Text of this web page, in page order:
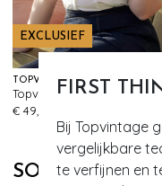
FIRST
Bij Topvintage
vergelijkbare
te verfijnen en
EXCLUSIEF
TOPVINTAGE BOUTIQUE COLLECTION
Topvintage Exclusive ~ Indra blouse in gebroken wit
€ 49,95